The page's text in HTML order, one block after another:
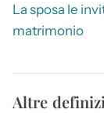
La sposa le
matrimonio
Altre